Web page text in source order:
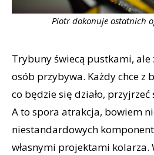
Piotr dokonuje ostatnich
Trybuny świecą pustkami,
osób przybywa. Każdy chce z
co będzie się działo,
A to spora atrakcja, bowiem
niestandardowych
własnymi projektami kolarza.